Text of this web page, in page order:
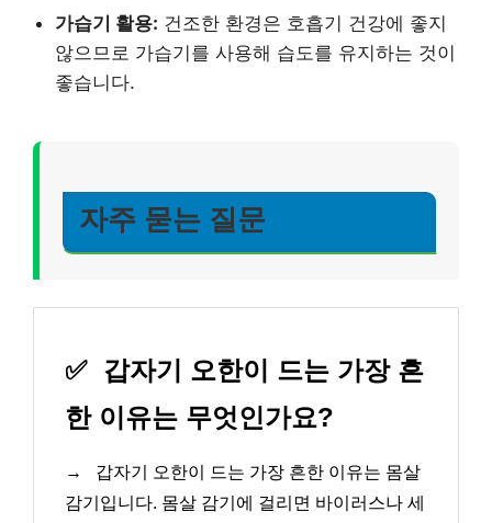
가습기 활용: 건조한 환경은 호흡기 건강에 좋지
않으므로 가습기를 사용해 습도를 유지하는 것이
좋습니다.
자주 묻는 질문
✅ 갑자기 오한이 드는 가장 흔
한 이유는 무엇인가요?
→
갑자기 오한이 드는 가장 흔한 이유는 몸살
감기입니다. 몸살 감기에 걸리면 바이러스나 세